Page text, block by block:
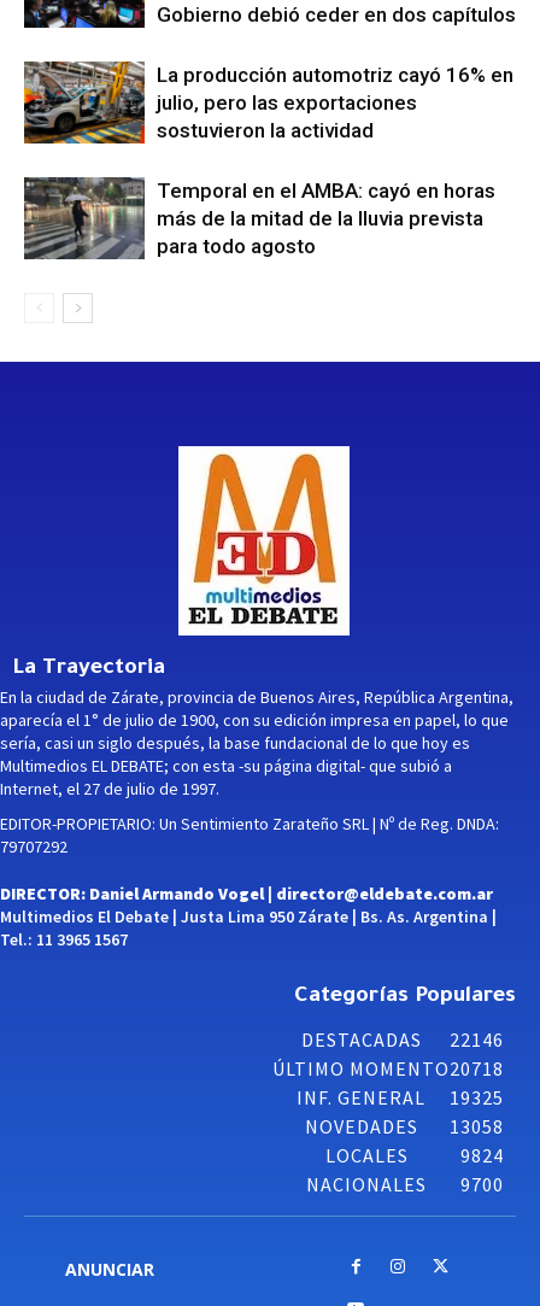
Gobierno debió ceder en dos capítulos
La producción automotriz cayó 16% en
julio, pero las exportaciones
sostuvieron la actividad
Temporal en el AMBA: cayó en horas
más de la mitad de la lluvia prevista
para todo agosto
La Trayectoria
En la ciudad de Zárate, provincia de Buenos Aires, República Argentina,
aparecía el 1° de julio de 1900, con su edición impresa en papel, lo que
sería, casi un siglo después, la base fundacional de lo que hoy es
Multimedios EL DEBATE; con esta -su página digital- que subió a
Internet, el 27 de julio de 1997.
EDITOR-PROPIETARIO: Un Sentimiento Zarateño SRL | Nº de Reg. DNDA:
79707292
DIRECTOR: Daniel Armando Vogel | director@eldebate.com.ar
Multimedios El Debate | Justa Lima 950 Zárate | Bs. As. Argentina |
Tel.: 11 3965 1567
Categorías Populares
DESTACADAS
22146
ÚLTIMO MOMENTO20718
INF. GENERAL
19325
NOVEDADES
13058
LOCALES
9824
NACIONALES
9700
ANUNCIAR